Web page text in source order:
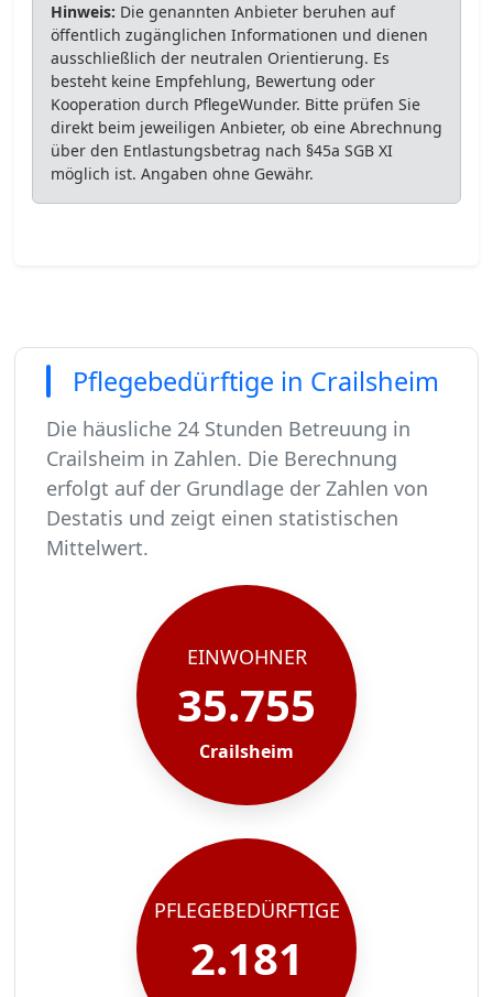
Hinweis: Die genannten Anbieter beruhen auf
öffentlich zugänglichen Informationen und dienen
ausschließlich der neutralen Orientierung. Es
besteht keine Empfehlung, Bewertung oder
Kooperation durch PflegeWunder. Bitte prüfen Sie
direkt beim jeweiligen Anbieter, ob eine Abrechnung
über den Entlastungsbetrag nach §45a SGB XI
möglich ist. Angaben ohne Gewähr.
Pflegebedürftige in Crailsheim
Die häusliche 24 Stunden Betreuung in
Crailsheim in Zahlen. Die Berechnung
erfolgt auf der Grundlage der Zahlen von
Destatis und zeigt einen statistischen
Mittelwert.
In Crailsheim leben rund 35755 Menschen.
Von diesen 35755 Einwohnern sind rund 2181
Ca. 349 dieser pflegebedürftigen Menschen
Der Großteil der Pflegebedürftigen in
EINWOHNER
35.755
Crailsheim
PFLEGEBEDÜRFTIGE
2.181